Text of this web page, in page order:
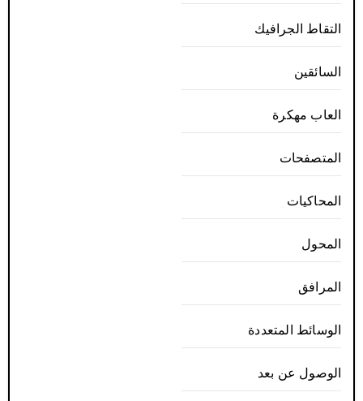
التقاط الجرافيك
السائقين
العاب مهكرة
المتصفحات
المحاكيات
المحول
المرافق
الوسائط المتعددة
الوصول عن بعد